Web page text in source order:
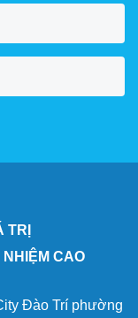
TRỊ
CAO
Đào Trí phường